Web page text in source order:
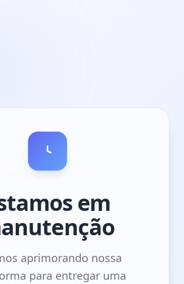
em
aprimorando nossa
para entregar uma